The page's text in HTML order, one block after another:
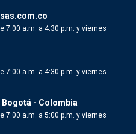
7:00 a.m. a 4:30 p.m. y viernes
7:00 a.m. a 4:30 p.m. y viernes
Bogotá - Colombia
7:00 a.m. a 5:00 p.m. y viernes